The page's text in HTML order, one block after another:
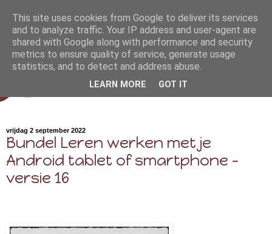
vrijdag 2 september 2022
Bundel Leren werken met je
Android tablet of smartphone -
versie 16
This site uses cookies from Google to deliver its services
and to analyze traffic. Your IP address and user-agent are
shared with Google along with performance and security
metrics to ensure quality of service, generate usage
statistics, and to detect and address abuse.
LEARN MORE GOT IT